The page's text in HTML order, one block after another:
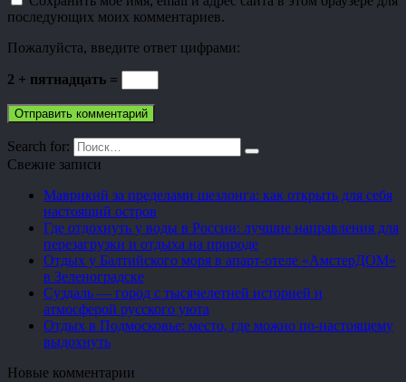
последующих моих комментариев.
Пожалуйста, введите ответ цифрами:
2 + пятнадцать =
Search for:
Свежие записи
Маврикий за пределами шезлонга: как открыть для себя
настоящий остров
Где отдохнуть у воды в России: лучшие направления для
перезагрузки и отдыха на природе
Отдых у Балтийского моря в апарт-отеле «АмстерДОМ»
в Зеленоградске
Суздаль — город с тысячелетней историей и
атмосферой русского уюта
Отдых в Подмосковье: место, где можно по-настоящему
выдохнуть
Новые комментарии